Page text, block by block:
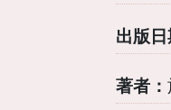
出版日
著者：